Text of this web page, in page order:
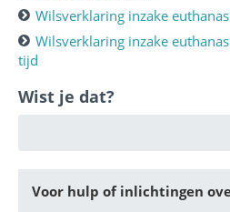
Wilsverklaring inzake
Wilsverklaring inzake
tijd
Wist je dat?
Voor hulp of inlichtingen